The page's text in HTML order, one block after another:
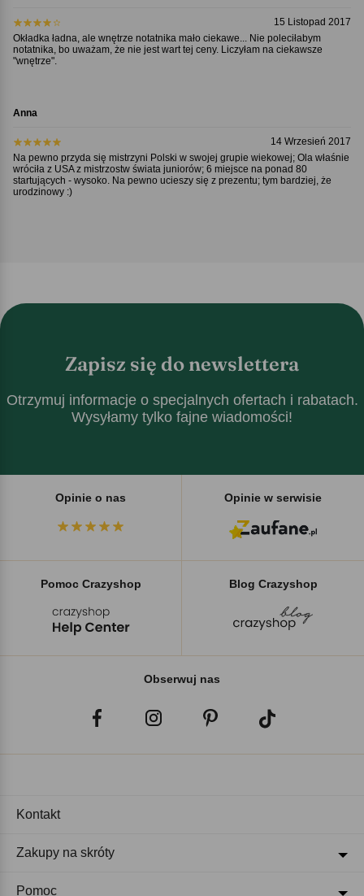
15 Listopad 2017
Okładka ładna, ale wnętrze notatnika mało ciekawe... Nie poleciłabym
notatnika, bo uważam, że nie jest wart tej ceny. Liczyłam na ciekawsze
"wnętrze".
Anna
14 Wrzesień 2017
Na pewno przyda się mistrzyni Polski w swojej grupie wiekowej; Ola właśnie
wróciła z USA z mistrzostw świata juniorów; 6 miejsce na ponad 80
startujących - wysoko. Na pewno ucieszy się z prezentu; tym bardziej, że
urodzinowy :)
Zapisz się do newslettera
Otrzymuj informacje o specjalnych ofertach i rabatach.
Wysyłamy tylko fajne wiadomości!
Opinie o nas Opinie w serwisie
Pomoc Crazyshop Blog Crazyshop
Obserwuj nas
Kontakt
Zakupy na skróty
Pomoc